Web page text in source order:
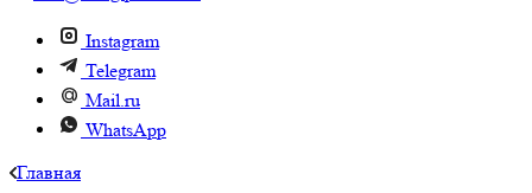
Instagram
Telegram
Mail.ru
WhatsApp
Главная